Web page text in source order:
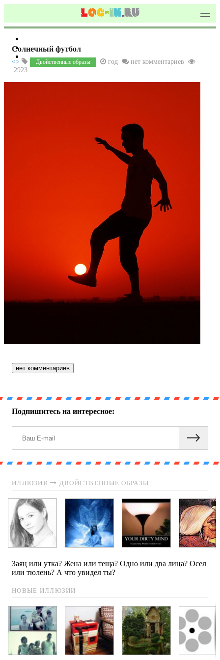
Солнечный футбол
<> Двойственные образы год
нет комментариев
2923
нет комментариев
Подпишитесь на интересное:
ИЛЛЮЗИИ ДВОЙСТВЕННЫЕ ОБРАЗЫ
Заяц или утка? Жена или теща? Одно или два лица? Осел
или тюлень? А что увидел ты?
НОВЫЕ ИЛЛЮЗИИ